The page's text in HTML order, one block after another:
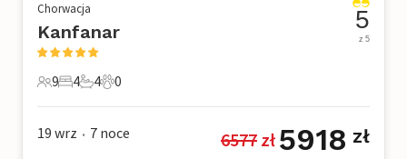
Chorwacja
Kanfanar
9 Goście
9
4 Sypialnie
4
4 Łazienki
4
0 Zwierzęta domowe
0
5
z 5
19 wrz • 7 noce 6577 zł 5918 zł